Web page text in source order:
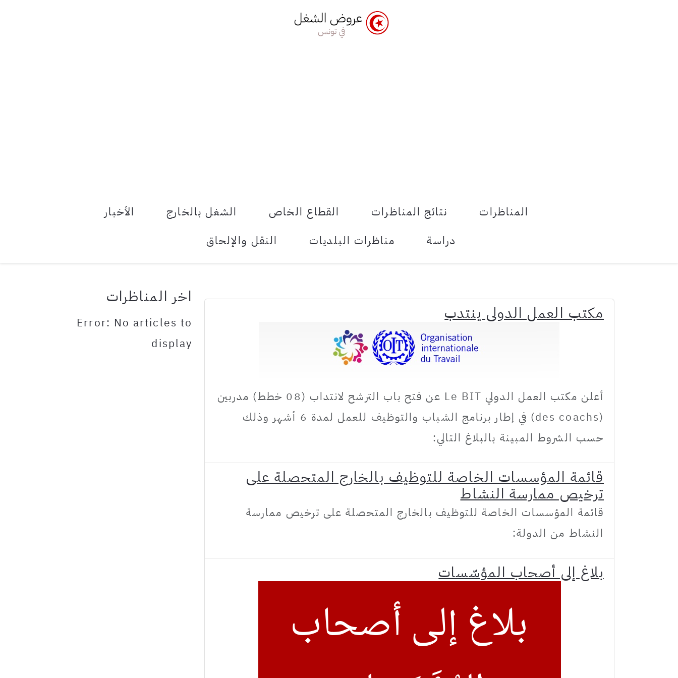
المناظرات نتائج المناظرات القطاع الخاص الشغل بالخارج
الأخبار
دراسة
مناظرات البلديات النقل والإلحاق
مكتب العمل الدولي ينتدب
أعلن مكتب العمل الدولي Le BIT عن فتح باب الترشح لانتداب (08 خطط) مدربين
(des coachs) في إطار برنامج الشباب والتوظيف للعمل لمدة 6 أشهر وذلك
حسب الشروط المبينة بالبلاغ التالي:
قائمة المؤسسات الخاصة للتوظيف بالخارج المتحصلة على
ترخيص ممارسة النشاط
قائمة المؤسسات الخاصة للتوظيف بالخارج المتحصلة على ترخيص ممارسة
النشاط من الدولة:
بلاغ إلى أصحاب المؤسّسات
اخر المناظرات
Error: No articles to
display